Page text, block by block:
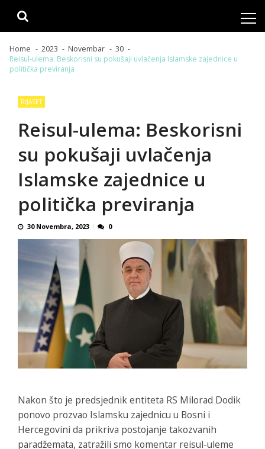
Home 2023 Novembar
30
Reisul-ulema: Beskorisni su pokušaji uvlačenja Islamske zajednice u
politička previranja
RIJASET
Reisul-ulema: Beskorisni
su pokušaji uvlačenja
Islamske zajednice u
politička previranja
30 Novembra, 2023 0
Nakon što je predsjednik entiteta RS Milorad Dodik
ponovo prozvao Islamsku zajednicu u Bosni i
Hercegovini da prikriva postojanje takozvanih
paradžemata, zatražili smo komentar reisul-uleme